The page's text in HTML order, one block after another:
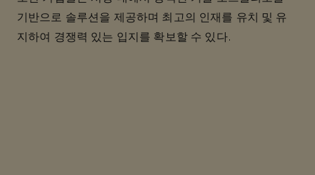
기반으로 솔루션을 제공하며 최고의 인재를 유치 및 유
지하여 경쟁력 있는 입지를 확보할 수 있다.